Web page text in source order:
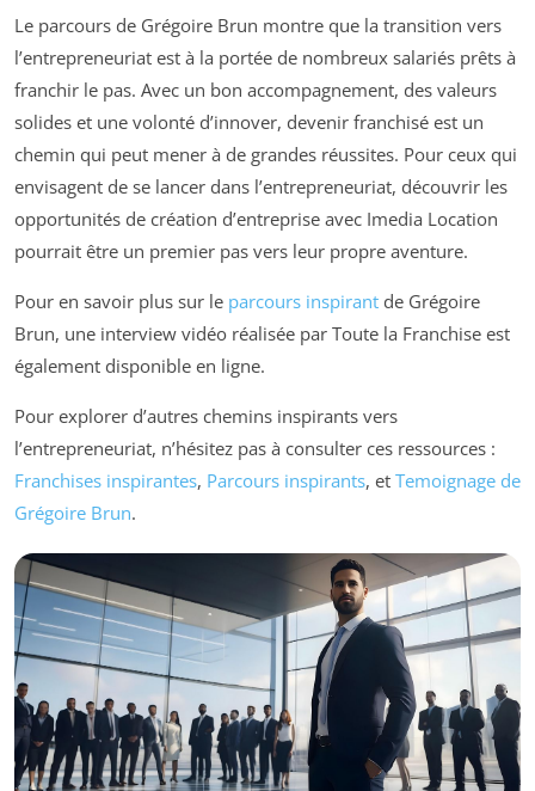
Le parcours de Grégoire Brun montre que la transition vers
l’entrepreneuriat est à la portée de nombreux salariés prêts à
franchir le pas. Avec un bon accompagnement, des valeurs
solides et une volonté d’innover, devenir franchisé est un
chemin qui peut mener à de grandes réussites. Pour ceux qui
envisagent de se lancer dans l’entrepreneuriat, découvrir les
opportunités de création d’entreprise avec Imedia Location
pourrait être un premier pas vers leur propre aventure.
Pour en savoir plus sur le parcours inspirant de Grégoire
Brun, une interview vidéo réalisée par Toute la Franchise est
également disponible en ligne.
Pour explorer d’autres chemins inspirants vers
l’entrepreneuriat, n’hésitez pas à consulter ces ressources :
Franchises inspirantes, Parcours inspirants, et Temoignage de
Grégoire Brun.